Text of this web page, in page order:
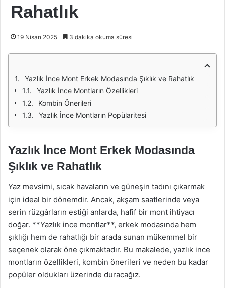
Rahatlık
19 Nisan 2025 3 dakika okuma süresi
Yazlık İnce Mont Erkek Modasında Şıklık ve Rahatlık
Yazlık İnce Montların Özellikleri
Kombin Önerileri
Yazlık İnce Montların Popülaritesi
Yazlık İnce Mont Erkek Modasında
Şıklık ve Rahatlık
Yaz mevsimi, sıcak havaların ve güneşin tadını çıkarmak
için ideal bir dönemdir. Ancak, akşam saatlerinde veya
serin rüzgârların estiği anlarda, hafif bir mont ihtiyacı
doğar. **Yazlık ince montlar**, erkek modasında hem
şıklığı hem de rahatlığı bir arada sunan mükemmel bir
seçenek olarak öne çıkmaktadır. Bu makalede, yazlık ince
montların özellikleri, kombin önerileri ve neden bu kadar
popüler oldukları üzerinde duracağız.